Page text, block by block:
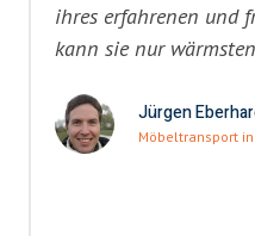
ihres erfahrenen und
kann sie nur
Jürgen
Möbeltransport